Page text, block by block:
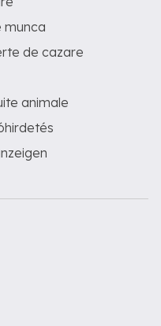
munca
de cazare
animale